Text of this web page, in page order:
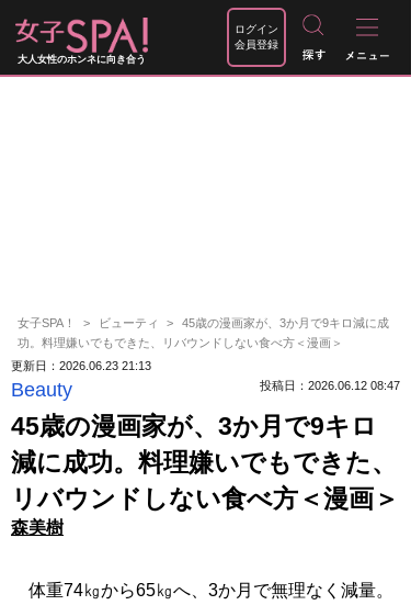
大人女性のホンネに向き合う
ログイン
会員登録
女子SPA！ ビューティ
45歳の漫画家が、3か月で9キロ減に成
功。料理嫌いでもできた、リバウンドしない食べ方＜漫画＞
更新日：2026.06.23 21:13
Beauty 投稿日：2026.06.12 08:47
45歳の漫画家が、3か月で9キロ
減に成功。料理嫌いでもできた、
リバウンドしない食べ方＜漫画＞
森美樹
体重74㎏から65㎏へ、3か月で無理なく減量。